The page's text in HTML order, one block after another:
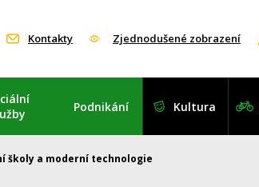
Kontakty Zjednodušené zobrazení
Podnikání Kultura
školy a moderní technologie